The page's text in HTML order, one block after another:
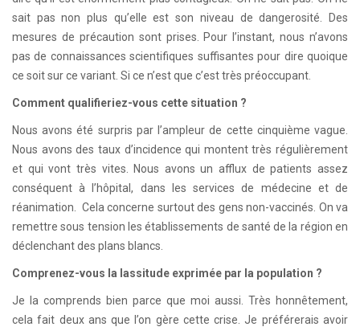
sait pas non plus qu’elle est son niveau de dangerosité. Des
mesures de précaution sont prises. Pour l’instant, nous n’avons
pas de connaissances scientifiques suffisantes pour dire quoique
ce soit sur ce variant. Si ce n’est que c’est très préoccupant.
Comment qualifieriez-vous cette situation ?
Nous avons été surpris par l’ampleur de cette cinquième vague.
Nous avons des taux d’incidence qui montent très régulièrement
et qui vont très vites. Nous avons un afflux de patients assez
conséquent à l’hôpital, dans les services de médecine et de
réanimation. Cela concerne surtout des gens non-vaccinés. On va
remettre sous tension les établissements de santé de la région en
déclenchant des plans blancs.
Comprenez-vous la lassitude exprimée par la population ?
Je la comprends bien parce que moi aussi. Très honnêtement,
cela fait deux ans que l’on gère cette crise. Je préférerais avoir